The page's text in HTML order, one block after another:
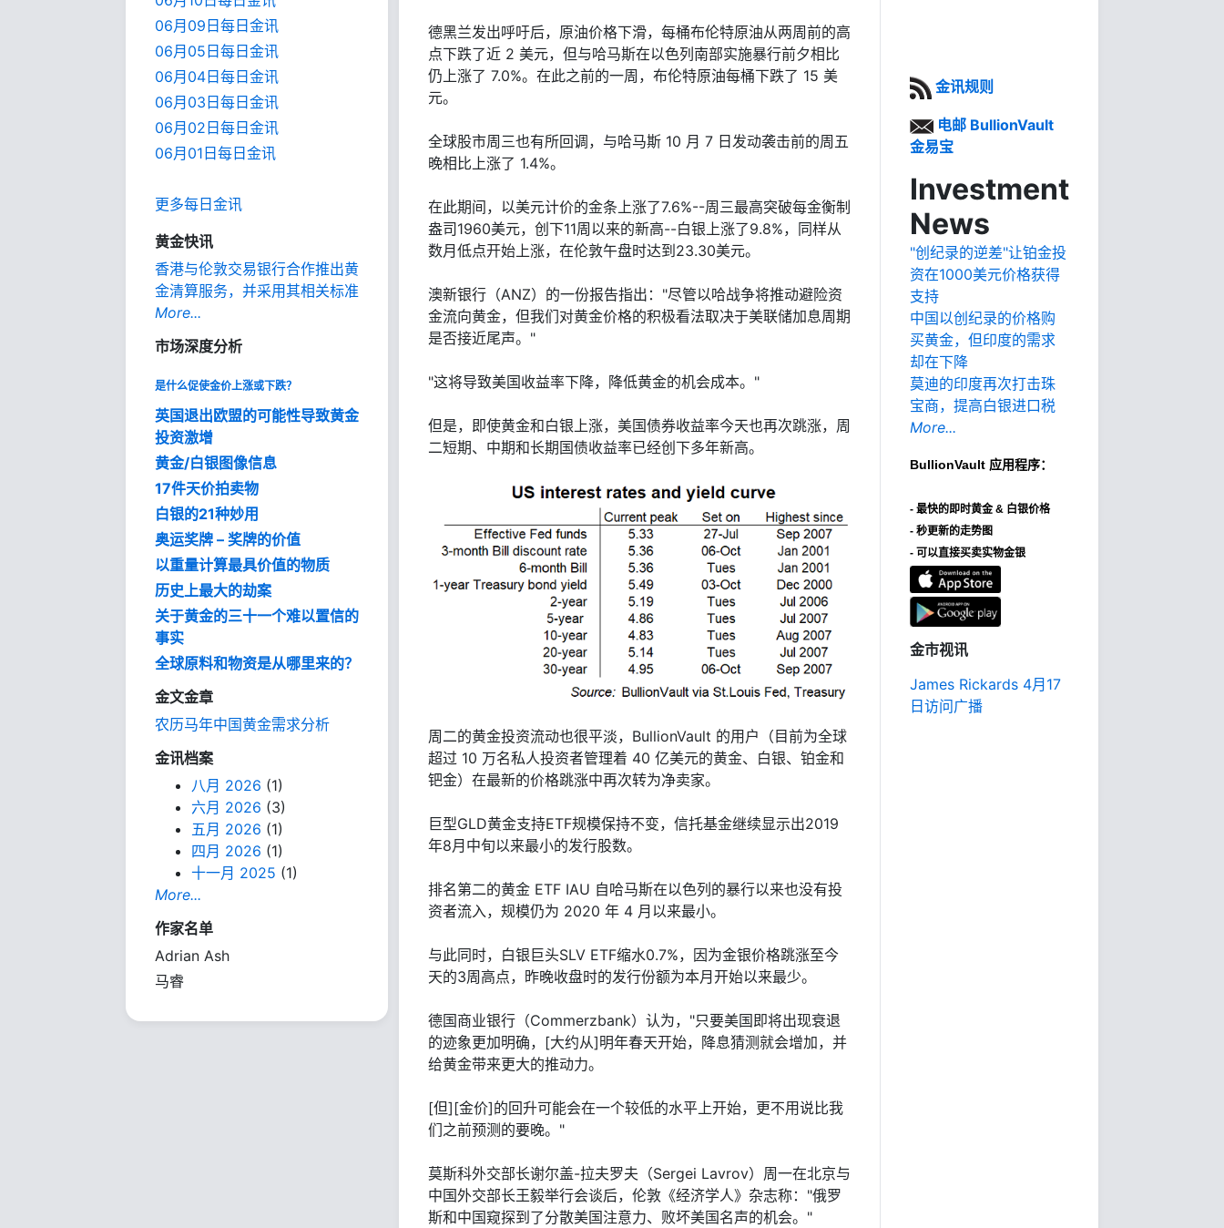
06月09日每日金讯
06月05日每日金讯
06月04日每日金讯
06月03日每日金讯
06月02日每日金讯
06月01日每日金讯
更多每日金讯
黄金快讯
香港与伦敦交易银行合作推出黄
金清算服务，并采用其相关标准
More...
市场深度分析
是什么促使金价上涨或下跌？
英国退出欧盟的可能性导致黄金
投资激增
黄金/白银图像信息
17件天价拍卖物
白银的21种妙用
奥运奖牌 – 奖牌的价值
以重量计算最具价值的物质
历史上最大的劫案
关于黄金的三十一个难以置信的
事实
全球原料和物资是从哪里来的？
金文金章
农历马年中国黄金需求分析
金讯档案
八月 2026 (1)
六月 2026 (3)
五月 2026 (1)
四月 2026 (1)
十一月 2025 (1)
More...
作家名单
Adrian Ash
马睿
德黑兰发出呼吁后，原油价格下滑，每桶布伦特原油从两周前的高
点下跌了近 2 美元，但与哈马斯在以色列南部实施暴行前夕相比
仍上涨了 7.0%。在此之前的一周，布伦特原油每桶下跌了 15 美
元。
全球股市周三也有所回调，与哈马斯 10 月 7 日发动袭击前的周五
晚相比上涨了 1.4%。
在此期间，以美元计价的金条上涨了7.6%--周三最高突破每金衡制
盎司1960美元，创下11周以来的新高--白银上涨了9.8%，同样从
数月低点开始上涨，在伦敦午盘时达到23.30美元。
澳新银行（ANZ）的一份报告指出："尽管以哈战争将推动避险资
金流向黄金，但我们对黄金价格的积极看法取决于美联储加息周期
是否接近尾声。"
"这将导致美国收益率下降，降低黄金的机会成本。"
但是，即使黄金和白银上涨，美国债券收益率今天也再次跳涨，周
二短期、中期和长期国债收益率已经创下多年新高。
周二的黄金投资流动也很平淡，BullionVault 的用户（目前为全球
超过 10 万名私人投资者管理着 40 亿美元的黄金、白银、铂金和
钯金）在最新的价格跳涨中再次转为净卖家。
巨型GLD黄金支持ETF规模保持不变，信托基金继续显示出2019
年8月中旬以来最小的发行股数。
排名第二的黄金 ETF IAU 自哈马斯在以色列的暴行以来也没有投
资者流入，规模仍为 2020 年 4 月以来最小。
与此同时，白银巨头SLV ETF缩水0.7%，因为金银价格跳涨至今
天的3周高点，昨晚收盘时的发行份额为本月开始以来最少。
德国商业银行（Commerzbank）认为，"只要美国即将出现衰退
的迹象更加明确，[大约从]明年春天开始，降息猜测就会增加，并
给黄金带来更大的推动力。
[但][金价]的回升可能会在一个较低的水平上开始，更不用说比我
们之前预测的要晚。"
莫斯科外交部长谢尔盖-拉夫罗夫（Sergei Lavrov）周一在北京与
中国外交部长王毅举行会谈后，伦敦《经济学人》杂志称："俄罗
斯和中国窥探到了分散美国注意力、败坏美国名声的机会。"
金讯规则
电邮 BullionVault
金易宝
Investment
News
"创纪录的逆差"让铂金投
资在1000美元价格获得
支持
中国以创纪录的价格购
买黄金，但印度的需求
却在下降
莫迪的印度再次打击珠
宝商，提高白银进口税
More...
BullionVault 应用程序：
- 最快的即时黄金 & 白银价格
- 秒更新的走势图
- 可以直接买卖实物金银
金市视讯
James Rickards 4月17
日访问广播